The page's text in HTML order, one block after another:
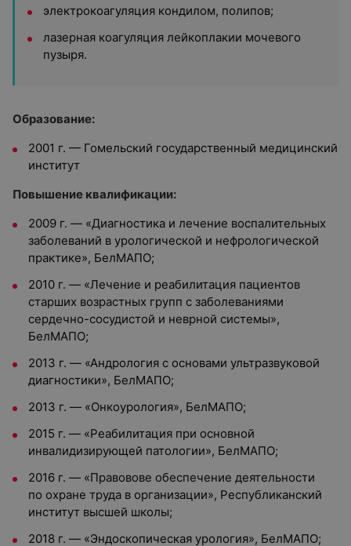
электрокоагуляция кондилом, полипов;
лазерная коагуляция лейкоплакии мочевого
пузыря.
Образование:
2001 г. — Гомельский государственный медицинский
институт
Повышение квалификации:
2009 г. — «Диагностика и лечение воспалительных
заболеваний в урологической и нефрологической
практике», БелМАПО;
2010 г. — «Лечение и реабилитация пациентов
старших возрастных групп с заболеваниями
сердечно-сосудистой и неврной системы»,
БелМАПО;
2013 г. — «Андрология с основами ультразвуковой
диагностики», БелМАПО;
2013 г. — «Онкоурология», БелМАПО;
2015 г. — «Реабилитация при основной
инвалидизирующей патологии», БелМАПО;
2016 г. — «Правовове обеспечение деятельности
по охране труда в организации», Республиканский
институт высшей школы;
2018 г. — «Эндоскопическая урология», БелМАПО;